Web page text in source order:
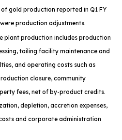
gold production reported in Q1 FY
production adjustments.
plant production includes production
tailing facility maintenance and
and operating costs such as
closure, community
fees, net of by-product credits.
depletion, accretion expenses,
and corporate administration